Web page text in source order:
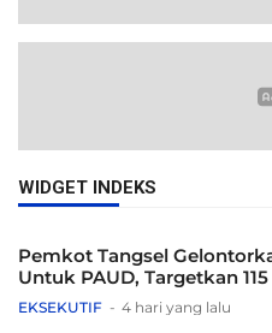
WIDGET INDEKS
Pemkot Tangsel
Untuk PAUD, Targetkan
EKSEKUTIF 4 hari yang lalu